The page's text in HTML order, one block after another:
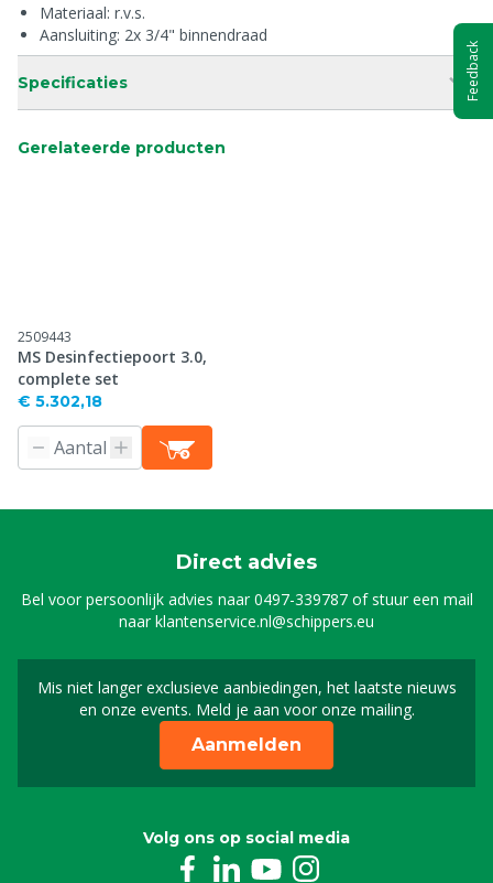
Materiaal: r.v.s.
Aansluiting: 2x 3/4" binnendraad
Specificaties
Gerelateerde producten
2509443
MS Desinfectiepoort 3.0,
complete set
€ 5.302,18
Direct advies
Bel voor persoonlijk advies naar0497-339787of stuur een mail
naarklantenservice.nl@schippers.eu
Mis niet langer exclusieve aanbiedingen, het laatste nieuws
en onze events. Meld je aan voor onze mailing.
Schrijf je in voor onze
Aanmelden
Volg ons op social media
Feedback